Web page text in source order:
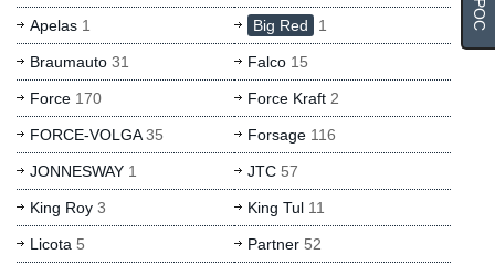
Apelas 1 Big Red 1
Braumauto 31 Falco15
Force 170 Force Kraft2
FORCE-VOLGA35 Forsage116
JONNESWAY 1 JTC57
King Roy 3 King Tul11
Licota 5 Partner52